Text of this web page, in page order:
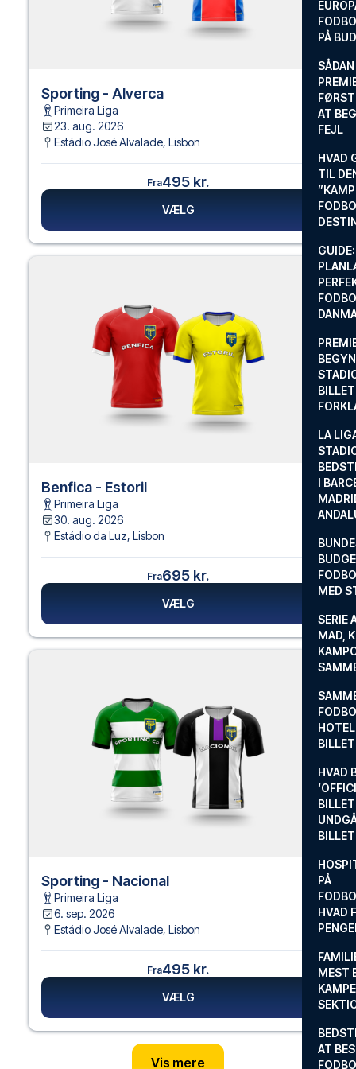
PÅ
AT
FEJL
HVAD
TIL
LA
I
MED
SERIE
MAD,
HVAD
PÅ
HVAD
MEST
AT
Sporting - Alverca
Primeira Liga
23. aug. 2026
Estádio José Alvalade, Lisbon
Fra495 kr.
VÆLG
Benfica - Estoril
Primeira Liga
30. aug. 2026
Estádio da Luz, Lisbon
Fra695 kr.
VÆLG
Sporting - Nacional
Primeira Liga
6. sep. 2026
Estádio José Alvalade, Lisbon
Fra495 kr.
VÆLG
Vis mere